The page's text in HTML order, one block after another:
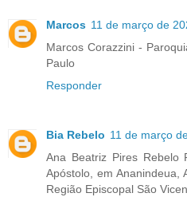
Marcos 11 de março de
Marcos Corazzini -
Paulo
Responder
Bia Rebelo 11 de março
Ana Beatriz Pires Rebelo
Apóstolo, em Ananindeua,
Região Episcopal São